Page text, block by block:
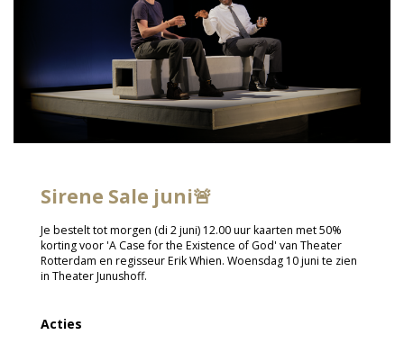
Sirene Sale juni🚨
Je bestelt tot morgen (di 2 juni) 12.00 uur kaarten met 50%
korting voor 'A Case for the Existence of God' van Theater
Rotterdam en regisseur Erik Whien. Woensdag 10 juni te zien
in Theater Junushoff.
Acties